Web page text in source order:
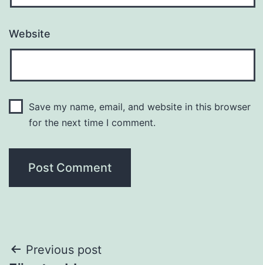
Website
Save my name, email, and website in this browser
for the next time I comment.
Post
Previous post